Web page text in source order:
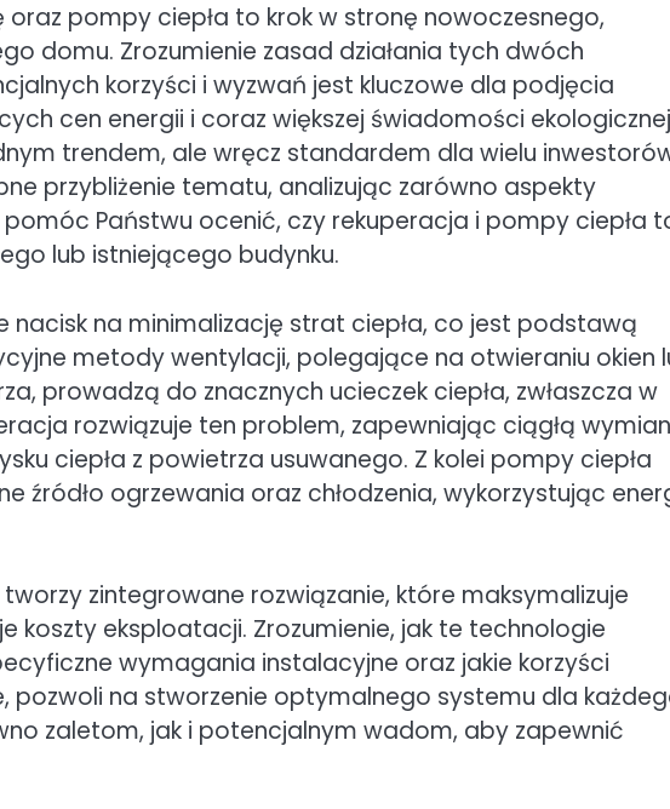
pompy ciepła to krok w stronę nowoczesnego,
domu. Zrozumienie zasad działania tych dwóch
korzyści i wyzwań jest kluczowe dla podjęcia
cen energii i coraz większej świadomości
trendem, ale wręcz standardem dla wielu
przybliżenie tematu, analizując zarówno aspekty
Państwu ocenić, czy rekuperacja i pompy ciepła
lub istniejącego budynku.
nacisk na minimalizację strat ciepła, co jest podstawą
metody wentylacji, polegające na otwieraniu okien
prowadzą do znacznych ucieczek ciepła, zwłaszcza w
rozwiązuje ten problem, zapewniając ciągłą
ciepła z powietrza usuwanego. Z kolei pompy ciepła
źródło ogrzewania oraz chłodzenia, wykorzystując
zintegrowane rozwiązanie, które maksymalizuje
koszty eksploatacji. Zrozumienie, jak te technologie
wymagania instalacyjne oraz jakie korzyści
pozwoli na stworzenie optymalnego systemu dla
zaletom, jak i potencjalnym wadom, aby zapewnić